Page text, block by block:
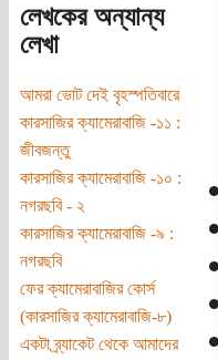
লেখকের অন্যান্য
লেখা
আমরা ভোট দেই বৃহস্পতিবারে
কারসাজির ক্যামেরাবাজি -১১ :
জীবজন্তু
কারসাজির ক্যামেরাবাজি -১০ :
নগরছবি - ২
কারসাজির ক্যামেরাবাজি -৯ :
নগরছবি
ফের ক্যামেরাবাজির কোর্স
(কারসাজির ক্যামেরাবাজি-৮)
একটা ব্র্যাকেট থেকে আমাদের